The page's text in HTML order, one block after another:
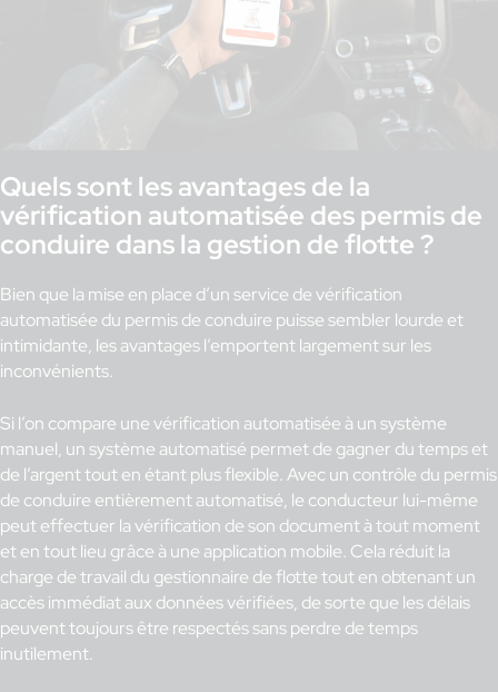
Quels sont les avantages de la
vérification automatisée des permis de
conduire dans la gestion de flotte ?
Bien que la mise en place d’un service de vérification
automatisée du permis de conduire puisse sembler lourde et
intimidante, les avantages l’emportent largement sur les
inconvénients.
Si l’on compare une vérification automatisée à un système
manuel, un système automatisé permet de gagner du temps et
de l’argent tout en étant plus flexible. Avec un contrôle du permis
de conduire entièrement automatisé, le conducteur lui-même
peut effectuer la vérification de son document à tout moment
et en tout lieu grâce à une application mobile. Cela réduit la
charge de travail du gestionnaire de flotte tout en obtenant un
accès immédiat aux données vérifiées, de sorte que les délais
peuvent toujours être respectés sans perdre de temps
inutilement.